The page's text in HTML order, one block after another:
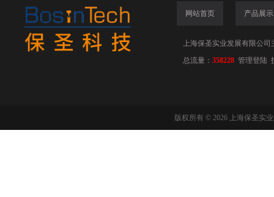
网站首页 产品展示
上海保圣实业发展有限公司
总流量： 358228 管理登陆
版权所有 © 2026 上海保圣实